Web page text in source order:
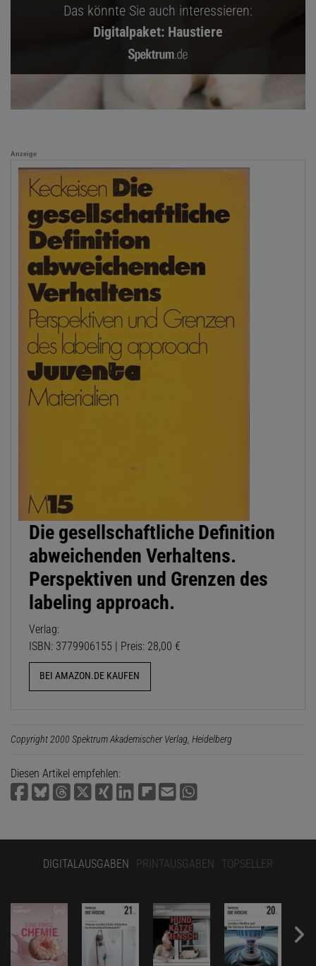
Das könnte Sie auch interessieren:
Digitalpaket: Haustiere
Anzeige
Die gesellschaftliche Definition
abweichenden Verhaltens.
Perspektiven und Grenzen des
labeling approach.
Verlag:
ISBN: 3779906155 | Preis: 28,00 €
BEI AMAZON.DE KAUFEN
Copyright 2000 Spektrum Akademischer Verlag, Heidelberg
Diesen Artikel empfehlen:
DIGITALAUSGABEN PRINTAUSGABEN TOPSELLER